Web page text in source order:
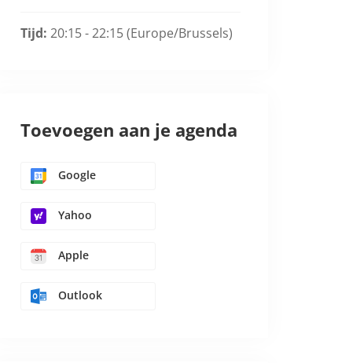
Tijd: 20:15 - 22:15(Europe/Brussels)
Toevoegen aan je agenda
Google
Yahoo
Apple
Outlook